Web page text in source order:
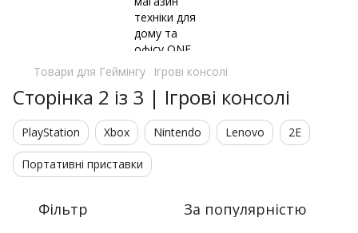
Товари для Геймінгу Ігрові консолі
Сторінка 2 із 3 | Ігрові консолі
PlayStation Xbox Nintendo Lenovo 2E
Портативні приставки
Фільтр За популярністю